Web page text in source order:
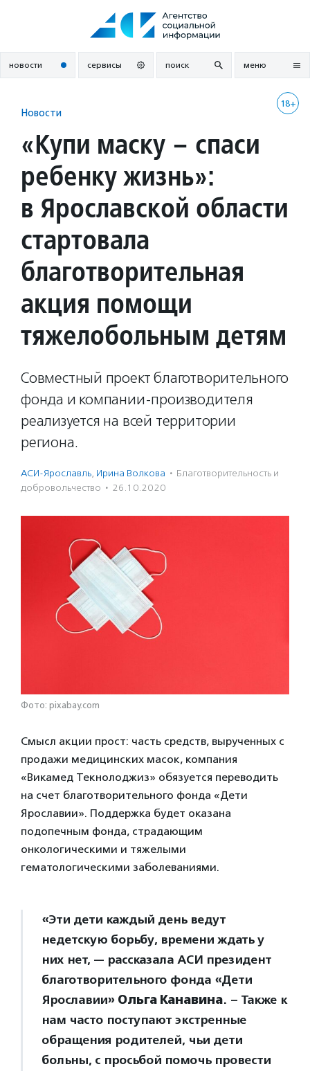
новости сервисы поиск меню
18+
Новости
«Купи маску – спаси
ребенку жизнь»:
в Ярославской области
стартовала
благотворительная
акция помощи
тяжелобольным детям
Совместный проект благотворительного
фонда и компании-производителя
реализуется на всей территории
региона.
АСИ-Ярославль, Ирина Волкова · Благотвори­тель­ность и
доброволь­чест­во · 26.10.2020
Фото: pixabay.com
Смысл акции прост: часть средств, вырученных с
продажи медицинских масок, компания
«Викамед Текнолоджиз» обязуется переводить
на счет благотворительного фонда «Дети
Ярославии». Поддержка будет оказана
подопечным фонда, страдающим
онкологическими и тяжелыми
гематологическими заболеваниями.
«Эти дети каждый день ведут
недетскую борьбу, времени ждать у
них нет, — рассказала АСИ президент
благотворительного фонда «Дети
Ярославии» Ольга Канавина. – Также к
нам часто поступают экстренные
обращения родителей, чьи дети
больны, с просьбой помочь провести